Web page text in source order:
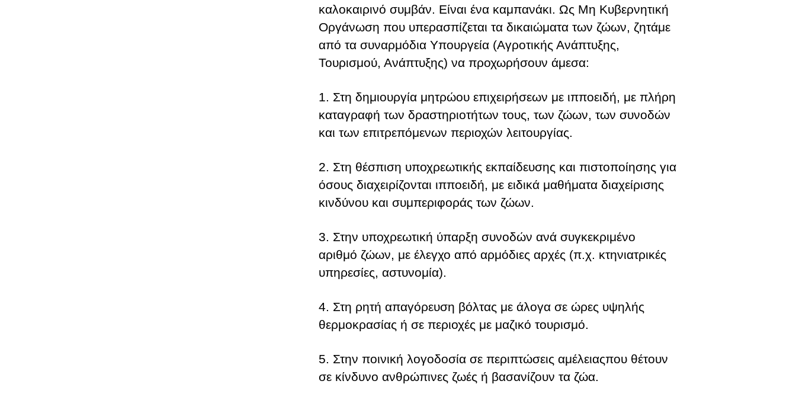
καλοκαιρινό συμβάν. Είναι ένα καμπανάκι. Ως Μη Κυβερνητική
Οργάνωση που υπερασπίζεται τα δικαιώματα των ζώων, ζητάμε
από τα συναρμόδια Υπουργεία (Αγροτικής Ανάπτυξης,
Τουρισμού, Ανάπτυξης) να προχωρήσουν άμεσα:
1. Στη δημιουργία μητρώου επιχειρήσεων με ιπποειδή, με πλήρη
καταγραφή των δραστηριοτήτων τους, των ζώων, των συνοδών
και των επιτρεπόμενων περιοχών λειτουργίας.
2. Στη θέσπιση υποχρεωτικής εκπαίδευσης και πιστοποίησης για
όσους διαχειρίζονται ιπποειδή, με ειδικά μαθήματα διαχείρισης
κινδύνου και συμπεριφοράς των ζώων.
3. Στην υποχρεωτική ύπαρξη συνοδών ανά συγκεκριμένο
αριθμό ζώων, με έλεγχο από αρμόδιες αρχές (π.χ. κτηνιατρικές
υπηρεσίες, αστυνομία).
4. Στη ρητή απαγόρευση βόλτας με άλογα σε ώρες υψηλής
θερμοκρασίας ή σε περιοχές με μαζικό τουρισμό.
5. Στην ποινική λογοδοσία σε περιπτώσεις αμέλειαςπου θέτουν
σε κίνδυνο ανθρώπινες ζωές ή βασανίζουν τα ζώα.